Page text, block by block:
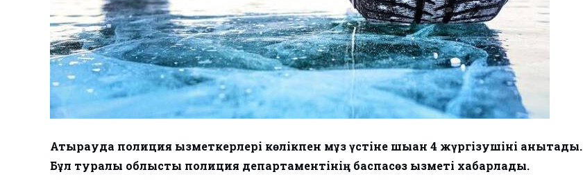
Атырауда полиция қызметкерлері көлікпен мұз үстіне шыққан 4 жүргізушіні анықтады.
Бұл туралы облыстық полиция департаментінің баспасөз қызметі хабарлады.